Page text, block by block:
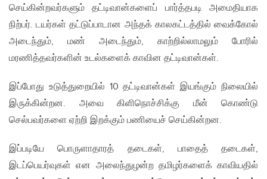
செய்கின்றவர்களும் தட்டிவான்களைப் பார்த்தபடி அமைதியாக
நிற்பர். டயர்கள் தட்டுப்பாடான அந்தக் காலகட்டத்தில் வைக்கோல்
அடைந்தும், மண் அடைந்தும், காற்றில்லாமலும் போரில்
மரணித்தவர்களின் உடல்களைக் காவின தட்டிவான்கள்.
இப்போது உடுத்துறையில் 10 தட்டிவான்கள் இயங்கும் நிலையில்
இருக்கின்றன. அவை கிளிநொச்சிக்கு மீன் கொண்டு
செல்பவர்களை ஏற்றி இறக்கும் பணியைச் செய்கின்றன.
இப்படியே பொருளாதாரத் தடைகள், பாதைத் தடைகள்,
இடப்பெயர்வுகள் என அலைந்துழன்ற தமிழர்களைக் காவியதில்